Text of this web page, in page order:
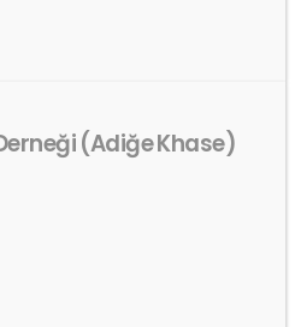
(Adiğe Khase)